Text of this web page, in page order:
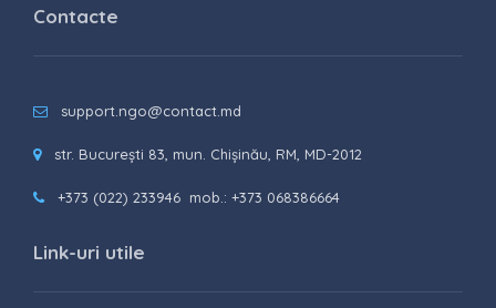
Contacte
support.ngo@contact.md
str. București 83, mun. Chișinău, RM, MD-2012
+373 (022) 233946 mob.: +373 068386664
Link-uri utile